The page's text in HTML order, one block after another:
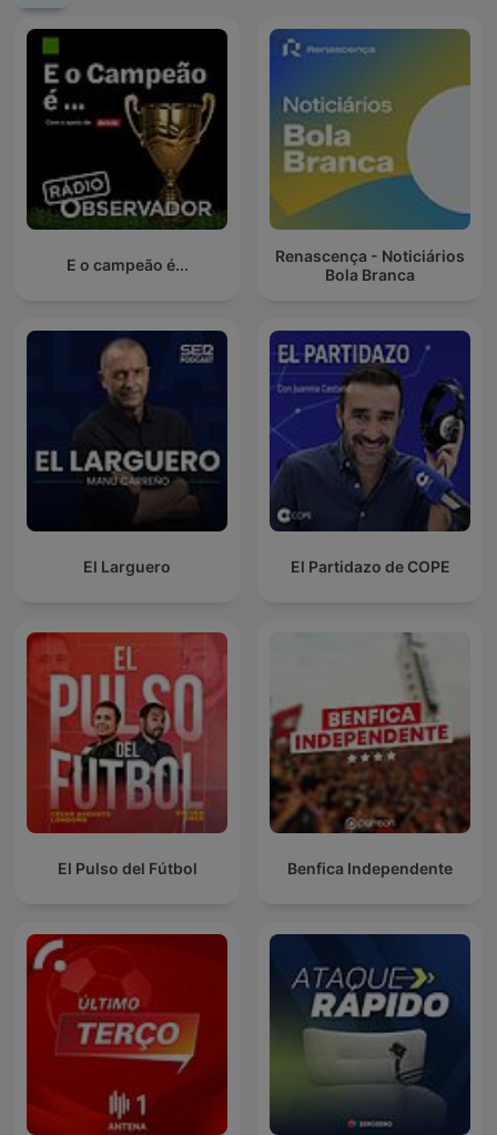
E o campeão é...
Renascença - Noticiários
Bola Branca
El Larguero El Partidazo de COPE
El Pulso del Fútbol Benfica Independente